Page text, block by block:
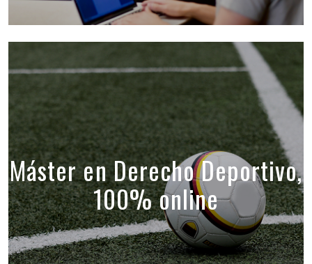
Máster en Derecho Deportivo,
100% online